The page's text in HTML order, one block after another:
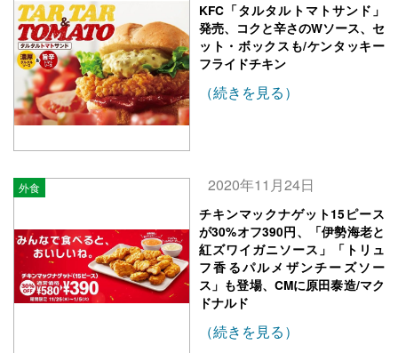
KFC「タルタルトマトサンド」
発売、コクと辛さのWソース、セ
ット・ボックスも/ケンタッキー
フライドチキン
（続きを見る）
外食 2020年11月24日
チキンマックナゲット15ピース
が30%オフ390円、「伊勢海老と
紅ズワイガニソース」「トリュ
フ香るパルメザンチーズソー
ス」も登場、CMに原田泰造/マク
ドナルド
（続きを見る）